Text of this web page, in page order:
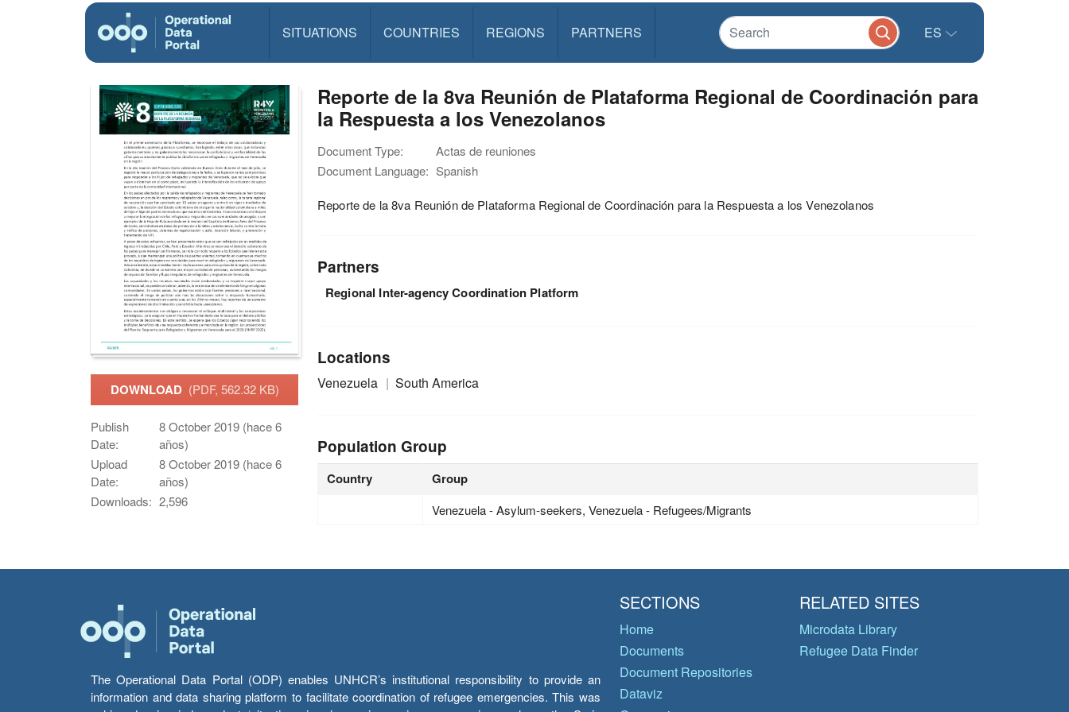
SITUATIONS COUNTRIES REGIONS PARTNERS ES
DOWNLOAD (PDF, 562.32 KB)
Publish
Date:
8 October 2019 (hace 6
años)
Upload
Date:
8 October 2019 (hace 6
años)
Downloads: 2,596
Reporte de la 8va Reunión de Plataforma Regional de Coordinación para
la Respuesta a los Venezolanos
Document Type:
Actas de reuniones
Document Language: Spanish
Reporte de la 8va Reunión de Plataforma Regional de Coordinación para la Respuesta a los Venezolanos
Partners
Regional Inter-agency Coordination Platform
Locations
Venezuela South America
Population Group
Country Group
Venezuela - Asylum-seekers, Venezuela - Refugees/Migrants
The Operational Data Portal (ODP) enables UNHCR’s institutional responsibility to provide an
information and data sharing platform to facilitate coordination of refugee emergencies. This was
SECTIONS
Home
Documents
Document Repositories
Dataviz
RELATED SITES
Microdata Library
Refugee Data Finder